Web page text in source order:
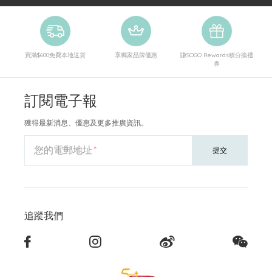
買滿$600免費本地送貨 享獨家品牌優惠
賺SOGO Rewards積分換禮
券
訂閱電子報
獲得最新消息、優惠及更多推廣資訊。
您的電郵地址 提交
追蹤我們